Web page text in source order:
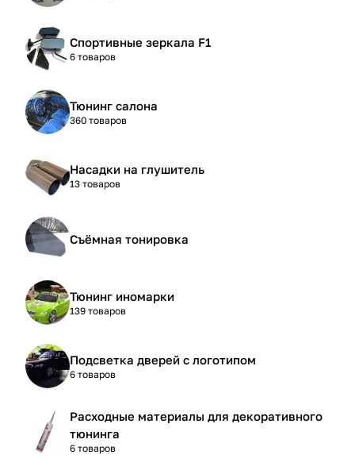
Спортивные зеркала F1
6 товаров
Тюнинг салона
360 товаров
Насадки на глушитель
13 товаров
Съёмная тонировка
Тюнинг иномарки
139 товаров
Подсветка дверей с логотипом
6 товаров
Расходные материалы для декоративного
тюнинга
6 товаров